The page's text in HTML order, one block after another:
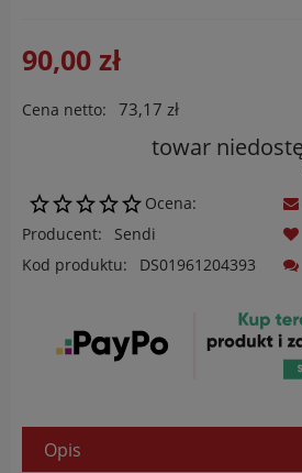
90,00 zł
Cena netto: 73,17 zł
towar
Ocena:
Producent:
Sendi
Kod produktu:
DS01961204393
Opis